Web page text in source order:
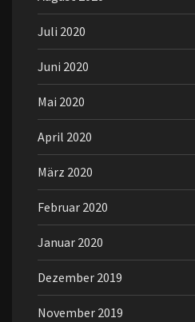
Juli 2020
Juni 2020
Mai 2020
April 2020
März 2020
Februar 2020
Januar 2020
Dezember 2019
November 2019